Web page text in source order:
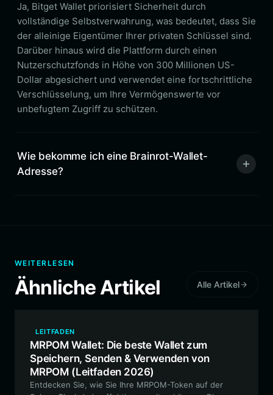
Ja, Bitget Wallet priorisiert Sicherheit durch
vollständige Selbstverwahrung, was bedeutet, dass Sie
der alleinige Eigentümer Ihrer privaten Schlüssel sind.
Darüber hinaus wird die Plattform durch einen
Nutzerschutzfonds in Höhe von 300 Millionen US-
Dollar abgesichert und verwendet eine fortschrittliche
Verschlüsselung, um Ihre Vermögenswerte vor
unbefugtem Zugriff zu schützen.
Wie bekomme ich eine Brainrot-Wallet-
Adresse?
WEITERLESEN
Ähnliche Artikel Alle Artikel
LEITFADEN
MRPOM Wallet: Die beste Wallet zum
Speichern, Senden & Verwenden von
MRPOM (Leitfaden 2026)
Entdecken Sie, wie Sie Ihre MRPOM-Token auf der